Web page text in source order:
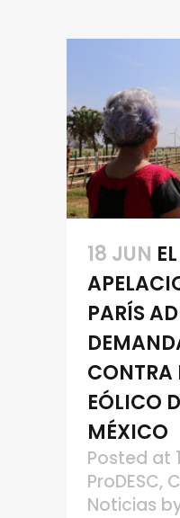
18 JUN
PARÍS
CONTRA
EÓLICO
MÉXICO
Posted at
ProDESC,
Noticias